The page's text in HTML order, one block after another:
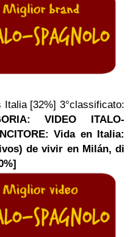
Italia [32%] 3°classificato:
VIDEO ITALO-
Vida en Italia:
de vivir en Milán, di